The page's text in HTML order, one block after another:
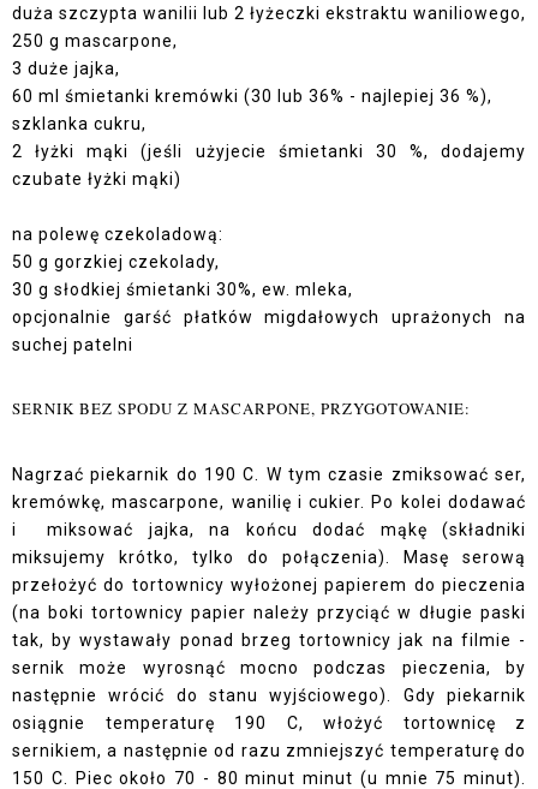
duża szczypta wanilii lub 2 łyżeczki ekstraktu waniliowego,
250 g mascarpone,
3 duże jajka,
60 ml śmietanki kremówki (30 lub 36% - najlepiej 36 %),
szklanka cukru,
2 łyżki mąki (jeśli użyjecie śmietanki 30 %, dodajemy
czubate łyżki mąki)
na polewę czekoladową:
50 g gorzkiej czekolady,
30 g słodkiej śmietanki 30%, ew. mleka,
opcjonalnie garść płatków migdałowych uprażonych na
suchej patelni
SERNIK BEZ SPODU Z MASCARPONE, PRZYGOTOWANIE:
Nagrzać piekarnik do 190 C. W tym czasie zmiksować ser,
kremówkę, mascarpone, wanilię i cukier. Po kolei dodawać
i miksować jajka, na końcu dodać mąkę (składniki
miksujemy krótko, tylko do połączenia). Masę serową
przełożyć do tortownicy wyłożonej papierem do pieczenia
(na boki tortownicy papier należy przyciąć w długie paski
tak, by wystawały ponad brzeg tortownicy jak na filmie -
sernik może wyrosnąć mocno podczas pieczenia, by
następnie wrócić do stanu wyjściowego). Gdy piekarnik
osiągnie temperaturę 190 C, włożyć tortownicę z
sernikiem, a następnie od razu zmniejszyć temperaturę do
150 C. Piec około 70 - 80 minut minut (u mnie 75 minut).